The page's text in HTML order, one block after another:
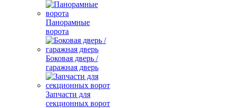
Панорамные
ворота
Боковая дверь /
гаражная дверь
Запчасти для
секционных ворот